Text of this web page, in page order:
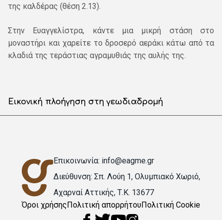
της καλδέρας (θέση 2.13).
Στην Ευαγγελίστρα, κάντε μια μικρή στάση στο
μοναστήρι και χαρείτε το δροσερό αεράκι κάτω από τα
κλαδιά της τεράστιας αγραμυθιάς της αυλής της.
Εικονική πλοήγηση στη γεωδιαδρομή
Επικοινωνία: info@eagme.gr
Διεύθυνση: Σπ. Λούη 1, Ολυμπιακό Χωριό,
Αχαρναί Αττικής, Τ.Κ. 13677
Υποσέλιδο
Όροι χρήσηςΠολιτική απορρήτουΠολιτική Cookie